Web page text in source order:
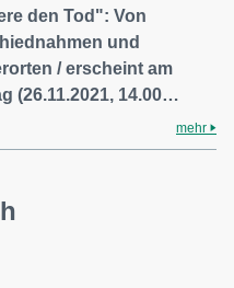
den Tod": Von
und
/ erscheint am
(26.11.2021, 14.00…
mehr